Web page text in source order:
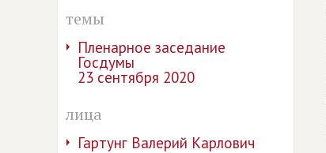
темы
Пленарное заседание
Госдумы
23 сентября 2020
лица
Гартунг Валерий Карлович